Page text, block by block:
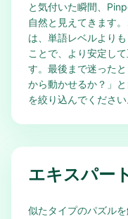
と気付いた瞬間、
自然と見えてきます
は、単語レベルより
ことで、より安定し
す。最後まで迷った
から動かせるか？」
を絞り込んでください
エキスパー
似たタイプのパズル